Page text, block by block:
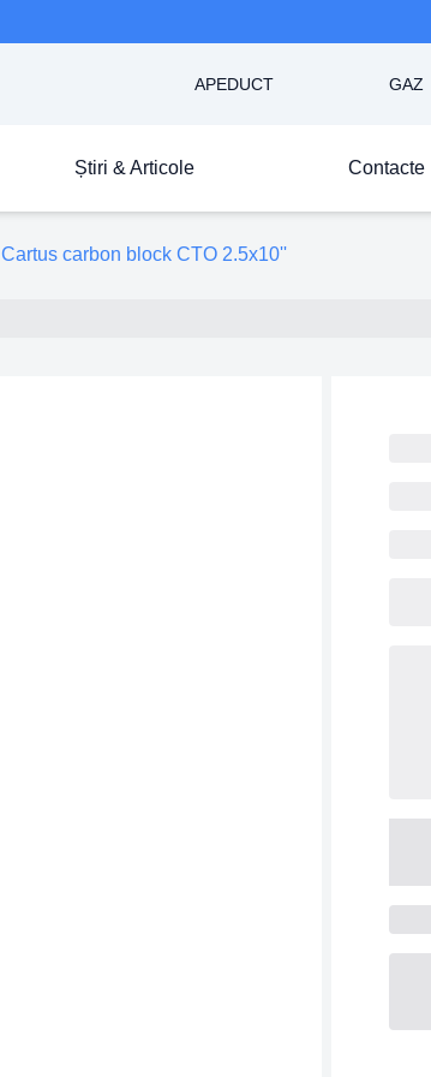
APEDUCT GAZ
Știri & Articole Contacte
Cartus carbon block CTO 2.5x10''